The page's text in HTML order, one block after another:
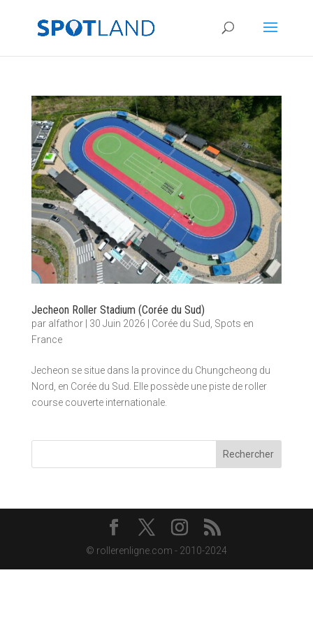
Jecheon Roller Stadium (Corée du Sud)
par alfathor| 30 Juin 2026 Corée du Sud Spots en
France
Jecheon se situe dans la province du Chungcheong du
Nord, en Corée du Sud. Elle possède une piste de roller
course couverte internationale.
Rechercher
© rollerenligne.com - 2010-2024